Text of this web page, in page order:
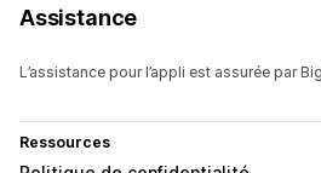
Assistance
L’assistance pour l’appli est assurée par
Ressources